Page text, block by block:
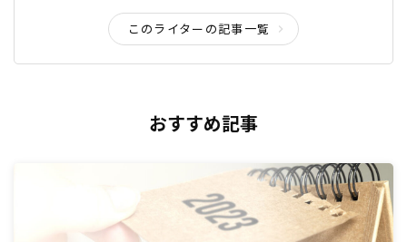
このライターの記事一覧
おすすめ記事